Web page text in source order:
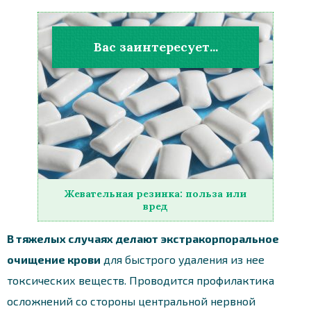
Вас заинтересует...
Жевательная резинка: польза или
вред
В тяжелых случаях делают экстракорпоральное
очищение крови для быстрого удаления из нее
токсических веществ. Проводится профилактика
осложнений со стороны центральной нервной